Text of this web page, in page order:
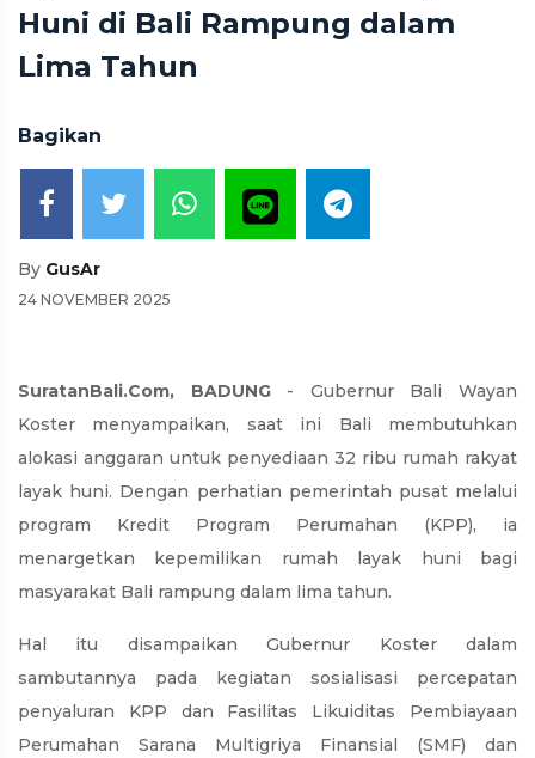
Huni di Bali Rampung dalam
Lima Tahun
Bagikan
By GusAr
24 NOVEMBER 2025
SuratanBali.Com, BADUNG- Gubernur Bali Wayan
Koster menyampaikan, saat ini Bali membutuhkan
alokasi anggaran untuk penyediaan 32 ribu rumah rakyat
layak huni. Dengan perhatian pemerintah pusat melalui
program Kredit Program Perumahan (KPP), ia
menargetkan kepemilikan rumah layak huni bagi
masyarakat Bali rampung dalam lima tahun.
Hal itu disampaikan Gubernur Koster dalam
sambutannya pada kegiatan sosialisasi percepatan
penyaluran KPP dan Fasilitas Likuiditas Pembiayaan
Perumahan Sarana Multigriya Finansial (SMF) dan